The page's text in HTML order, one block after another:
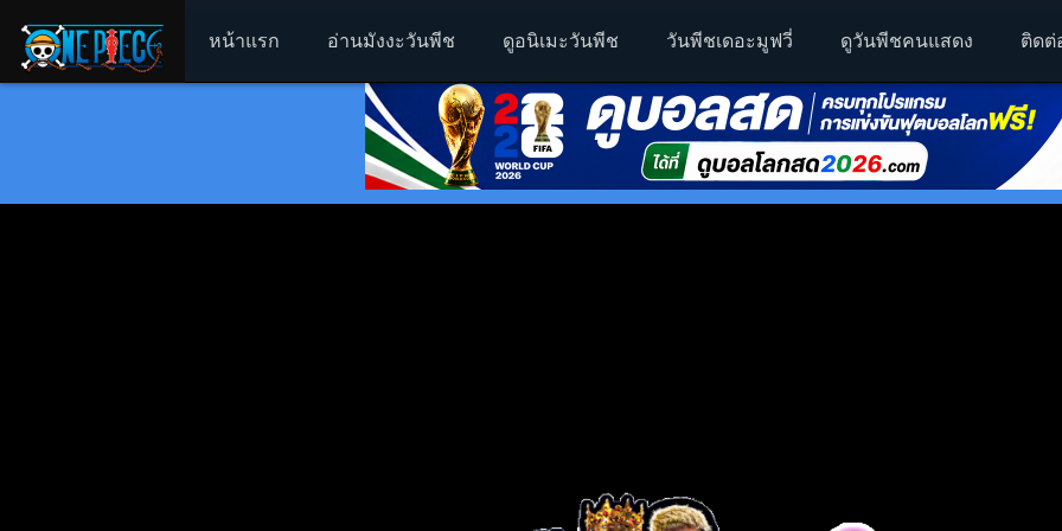
หน้าแรก อ่านมังงะวันพีช ดูอนิเมะวันพีช วันพีชเดอะมูฟวี่ ดูวันพีชคนแสดง ติดต่